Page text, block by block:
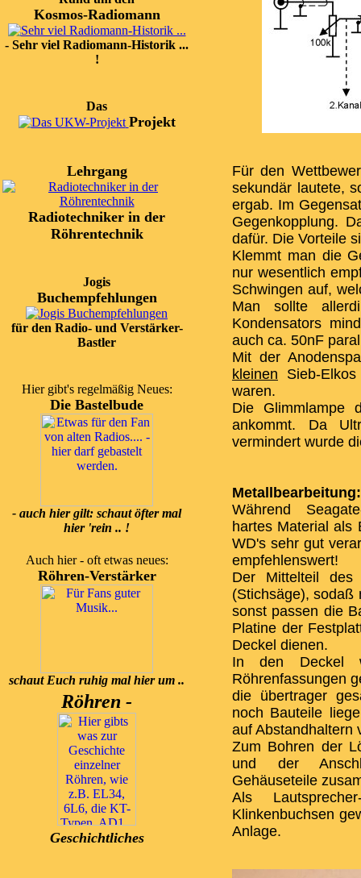
Kosmos-Radiomann
- Sehr viel Radiomann-Historik ...
!
Das
Projekt
Lehrgang
Radiotechniker in der
Röhrentechnik
Jogis
Buchempfehlungen
für den Radio- und Verstärker-
Bastler
Hier gibt's regelmäßig Neues:
Die Bastelbude
- auch hier gilt: schaut öfter mal
hier 'rein .. !
Auch hier - oft etwas neues:
Röhren-Verstärker
schaut Euch ruhig mal hier um ..
Röhren -
Geschichtliches
Für den
sekundär lautete,
ergab. Im
Gegenkopplung.
dafür. Die Vorteile
Klemmt man die
nur wesentlich
Schwingen auf,
Man sollte
Kondensators
auch ca. 50nF
Mit der
kleinen Sieb-
waren.
Die Glimmlampe
ankommt. Da
vermindert wurde
Metallbearbeitung:
Während
hartes Material als
WD's sehr gut
empfehlenswert!
Der Mittelteil des
(Stichsäge), sodaß
sonst passen die
Platine der
Deckel dienen.
In den Deckel
Röhrenfassungen
die übertrager
noch Bauteile
auf Abstandhaltern
Zum Bohren der
und der
Gehäuseteile
Als
Klinkenbuchsen
Anlage.